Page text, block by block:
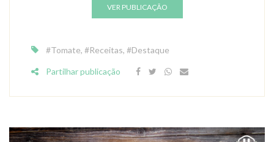
VER PUBLICAÇÃO
#tomate, #receitas, #destaque
Partilhar publicação